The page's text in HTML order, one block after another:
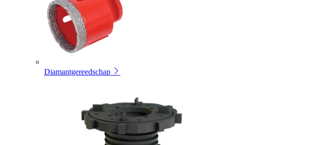
Diamantgereedschap